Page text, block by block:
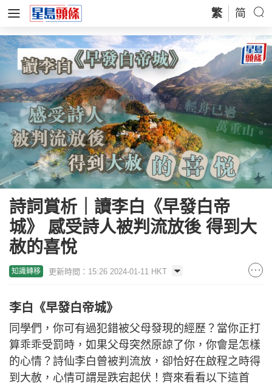
繁 简
詩詞賞析｜讀李白《早發白帝
城》 感受詩人被判流放後 得到大
赦的喜悅
知識轉移 更新時間：15:26 2024-01-11 HKT
李白《早發白帝城》
同學們，你可有過犯錯被父母發現的經歷？當你正打
算乖乖受罰時，如果父母突然原諒了你，你會是怎樣
的心情？詩仙李白曾被判流放，卻恰好在啟程之時得
到大赦，心情可謂是跌宕起伏！齊來看看以下這首